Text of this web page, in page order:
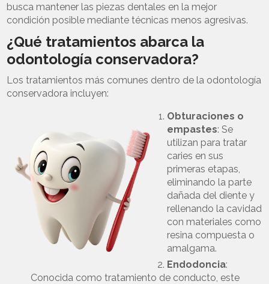
busca mantener las piezas dentales en la mejor
condición posible mediante técnicas menos agresivas.
¿Qué tratamientos abarca la
odontología conservadora?
Los tratamientos más comunes dentro de la odontología
conservadora incluyen:
Obturaciones o
empastes: Se
utilizan para tratar
caries en sus
primeras etapas,
eliminando la parte
dañada del diente y
rellenando la cavidad
con materiales como
resina compuesta o
amalgama.
Endodoncia:
Conocida como tratamiento de conducto, este